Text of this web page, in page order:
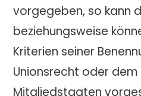
vorgegeben, so kann
beziehungsweise
Kriterien seiner
Unionsrecht oder dem
Mitgliedstaaten